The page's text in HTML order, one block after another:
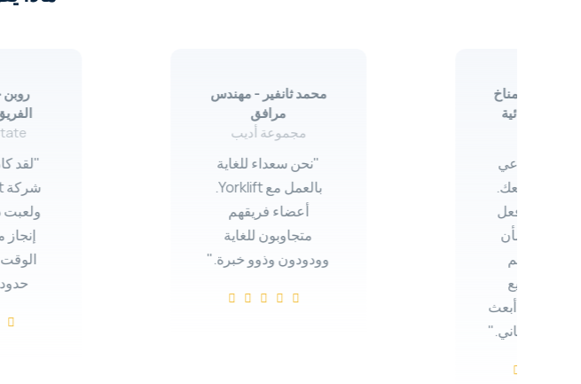
مدني – المناخ
الانشائية
من دواعي
العمل معك.
ردود فعل
للغاية بشأن
التي تم
في جميع
وأود أن أبعث
أخرى بتهاني."
محمد ثانفير - مهندس
مرافق
مجموعة أديب
"نحن سعداء للغاية
بالعمل مع Yorklift.
أعضاء فريقهم
متجاوبون للغاية
وودودون وذوو خبرة."
روبن
"لقد
ولعبت
حدود